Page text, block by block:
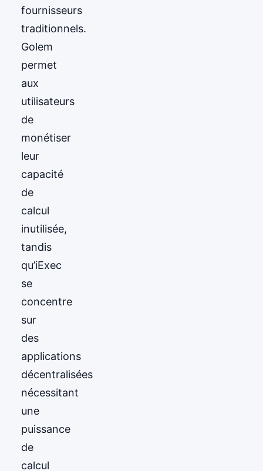
fournisseurs
traditionnels.
Golem
permet
aux
utilisateurs
de
monétiser
leur
capacité
de
calcul
inutilisée,
tandis
qu’iExec
se
concentre
sur
des
applications
décentralisées
nécessitant
une
puissance
de
calcul